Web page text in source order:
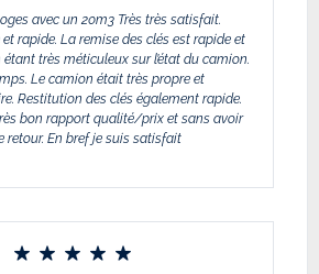
avec un 20m3 Très très satisfait.
rapide. La remise des clés est rapide et
très méticuleux sur l’état du camion.
Le camion était très propre et
Restitution des clés également rapide.
bon rapport qualité/prix et sans avoir
retour. En bref je suis satisfait